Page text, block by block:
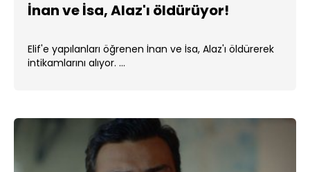
İnan ve İsa, Alaz'ı öldürüyor!
Elif'e yapılanları öğrenen İnan ve İsa, Alaz'ı öldürerek
intikamlarını alıyor. ...